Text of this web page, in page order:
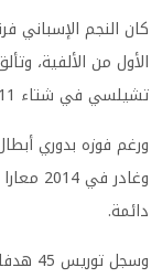
كان النجم الإسباني
الأول من الألفية،
تشيلسي في شتاء 2011 مقابل 60 مليون يورو.
وغادر
دائمة.
وسجل توريس 45 هدفا خلال 3 مواسم ونصف مع "البلوز".